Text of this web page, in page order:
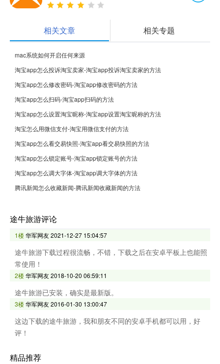
相关文章 相关专题
mac系统如何开启任何来源
淘宝app怎么投诉淘宝卖家-淘宝app投诉淘宝卖家的方法
淘宝app怎么修改密码-淘宝app修改密码的方法
淘宝app怎么扫码-淘宝app扫码的方法
淘宝app怎么设置淘宝昵称-淘宝app设置淘宝昵称的方法
淘宝怎么用微信支付-淘宝用微信支付的方法
淘宝app怎么看交易快照-淘宝app看交易快照的方法
淘宝app怎么锁定账号-淘宝app锁定账号的方法
淘宝app怎么调大字体-淘宝app调大字体的方法
腾讯新闻怎么收藏新闻-腾讯新闻收藏新闻的方法
途牛旅游评论
1楼华军网友2021-12-27 15:04:57
途牛旅游下载过程很流畅，不错，下载之后在安卓平板上也能照
常使用！
2楼华军网友2018-10-20 06:59:11
途牛旅游已安装，确实是最新版。
3楼华军网友2016-01-30 13:00:47
这边下载的途牛旅游，我和朋友不同的安卓手机都可以用，好
评！
精品推荐